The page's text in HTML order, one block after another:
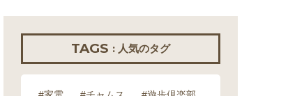
TAGS : 人気のタグ